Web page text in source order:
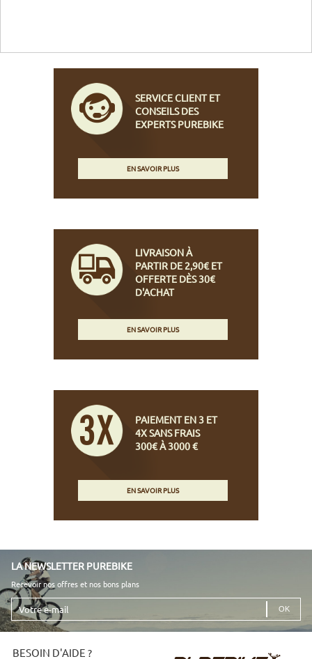
SERVICE CLIENT ET
CONSEILS DES
EXPERTS PUREBIKE
EN SAVOIR PLUS
LIVRAISON À
PARTIR DE 2,90€ ET
OFFERTE DÈS 30€
D'ACHAT
EN SAVOIR PLUS
PAIEMENT EN 3 ET
4X SANS FRAIS
300€ À 3000 €
EN SAVOIR PLUS
LA NEWSLETTER PUREBIKE
Recevoir nos offres et nos bons plans
Votre
e-
mail
BESOIN D'AIDE ?